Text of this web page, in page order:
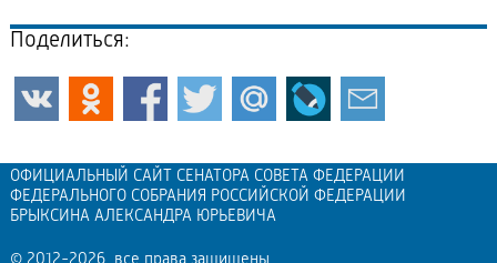
Поделиться:
ОФИЦИАЛЬНЫЙ САЙТ СЕНАТОРА СОВЕТА ФЕДЕРАЦИИ
ФЕДЕРАЛЬНОГО СОБРАНИЯ РОССИЙСКОЙ ФЕДЕРАЦИИ
БРЫКСИНА АЛЕКСАНДРА ЮРЬЕВИЧА